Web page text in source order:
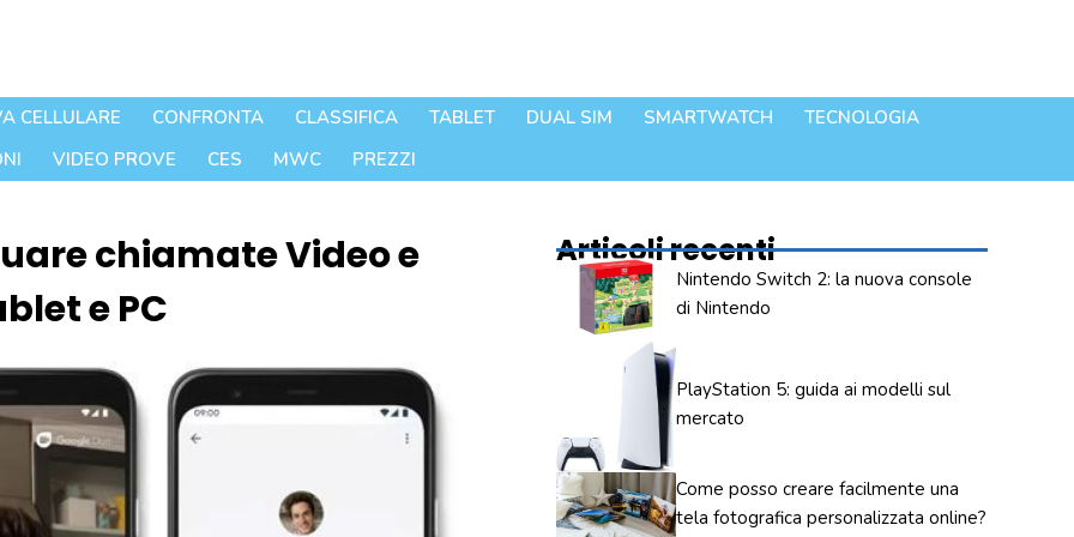
CELLULARE CONFRONTA CLASSIFICA TABLET DUAL SIM SMARTWATCH
TECNOLOGIA
VIDEO PROVE CES MWC PREZZI
chiamate Video e
e PC
Articoli recenti
Nintendo Switch 2: la nuova console
di Nintendo
PlayStation 5: guida ai modelli sul
mercato
Come posso creare facilmente una
tela fotografica personalizzata online?